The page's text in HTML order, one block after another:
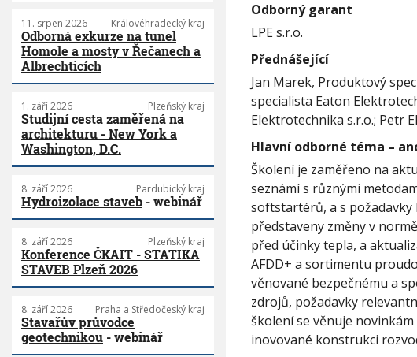
Odborný garant
LPE s.r.o.
Přednášející
Jan Marek, Produktový
specialista Eaton
Elektrotechnika s.r.o.; Petr
Hlavní odborné téma –
Školení je zaměřeno na
seznámí s různými
softstartérů, a s požadavky
představeny změny v
před účinky tepla, a
AFDD+ a sortimentu
věnované bezpečnému a
zdrojů, požadavky
školení se věnuje
inovované konstrukci
11. srpen 2026 Královéhradecký kraj
Odborná exkurze na tunel
Homole a mosty v Řečanech a
Albrechticích
1. září 2026 Plzeňský kraj
Studijní cesta zaměřená na
architekturu - New York a
Washington, D.C.
8. září 2026 Pardubický kraj
Hydroizolace staveb - webinář
8. září 2026 Plzeňský kraj
Konference ČKAIT - STATIKA
STAVEB Plzeň 2026
8. září 2026 Praha a Středočeský kraj
Stavařův průvodce
geotechnikou - webinář